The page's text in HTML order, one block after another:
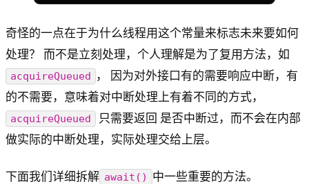
奇怪的一点在于为什么线程用这个常量来标志未来要如何
处理？ 而不是立刻处理，个人理解是为了复用方法，如
acquireQueued
， 因为对外接口有的需要响应中断，有
的不需要，意味着对中断处理上有着不同的方式，
acquireQueued
只需要返回 是否中断过，而不会在内部
做实际的中断处理，实际处理交给上层。
下面我们详细拆解 await() 中一些重要的方法。